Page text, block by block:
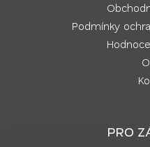
Podmínky
PRO